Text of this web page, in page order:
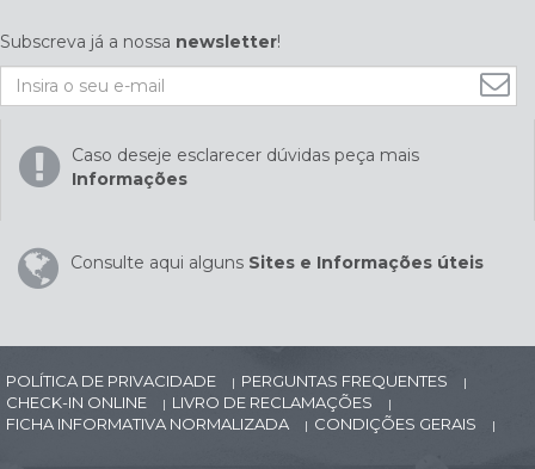
Subscreva já a nossa newsletter!
Caso deseje esclarecer dúvidas peça mais
Informações
Consulte aqui alguns Sites e Informações úteis
POLÍTICA DE PRIVACIDADE | PERGUNTAS FREQUENTES |
CHECK-IN ONLINE | LIVRO DE RECLAMAÇÕES |
FICHA INFORMATIVA NORMALIZADA | CONDIÇÕES GERAIS |